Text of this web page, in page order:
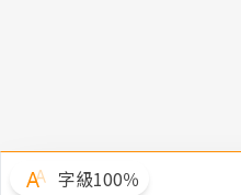
字級100％